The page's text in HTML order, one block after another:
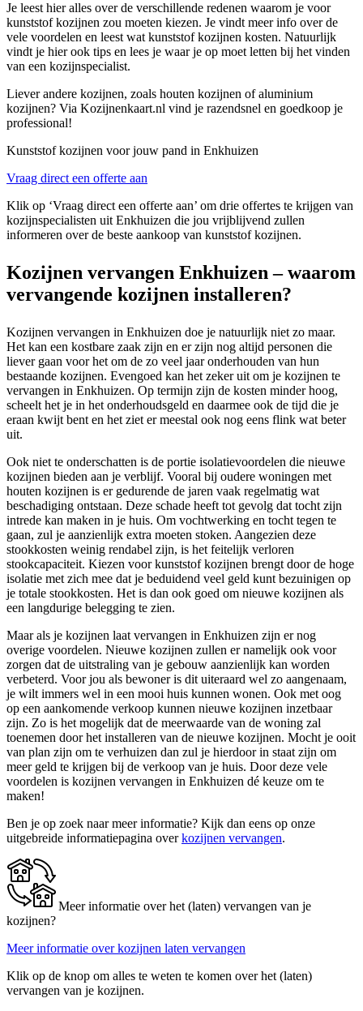
Je leest hier alles over de verschillende redenen waarom je voor
kunststof kozijnen zou moeten kiezen. Je vindt meer info over de
vele voordelen en leest wat kunststof kozijnen kosten. Natuurlijk
vindt je hier ook tips en lees je waar je op moet letten bij het vinden
van een kozijnspecialist.
Liever andere kozijnen, zoals houten kozijnen of aluminium
kozijnen? Via Kozijnenkaart.nl vind je razendsnel en goedkoop je
professional!
Kunststof kozijnen voor jouw pand in Enkhuizen
Vraag direct een offerte aan
Klik op ‘Vraag direct een offerte aan’ om drie offertes te krijgen van
kozijnspecialisten uit Enkhuizen die jou vrijblijvend zullen
informeren over de beste aankoop van kunststof kozijnen.
Kozijnen vervangen Enkhuizen – waarom
vervangende kozijnen installeren?
Kozijnen vervangen in Enkhuizen doe je natuurlijk niet zo maar.
Het kan een kostbare zaak zijn en er zijn nog altijd personen die
liever gaan voor het om de zo veel jaar onderhouden van hun
bestaande kozijnen. Evengoed kan het zeker uit om je kozijnen te
vervangen in Enkhuizen. Op termijn zijn de kosten minder hoog,
scheelt het je in het onderhoudsgeld en daarmee ook de tijd die je
eraan kwijt bent en het ziet er meestal ook nog eens flink wat beter
uit.
Ook niet te onderschatten is de portie isolatievoordelen die nieuwe
kozijnen bieden aan je verblijf. Vooral bij oudere woningen met
houten kozijnen is er gedurende de jaren vaak regelmatig wat
beschadiging ontstaan. Deze schade heeft tot gevolg dat tocht zijn
intrede kan maken in je huis. Om vochtwerking en tocht tegen te
gaan, zul je aanzienlijk extra moeten stoken. Aangezien deze
stookkosten weinig rendabel zijn, is het feitelijk verloren
stookcapaciteit. Kiezen voor kunststof kozijnen brengt door de hoge
isolatie met zich mee dat je beduidend veel geld kunt bezuinigen op
je totale stookkosten. Het is dan ook goed om nieuwe kozijnen als
een langdurige belegging te zien.
Maar als je kozijnen laat vervangen in Enkhuizen zijn er nog
overige voordelen. Nieuwe kozijnen zullen er namelijk ook voor
zorgen dat de uitstraling van je gebouw aanzienlijk kan worden
verbeterd. Voor jou als bewoner is dit uiteraard wel zo aangenaam,
je wilt immers wel in een mooi huis kunnen wonen. Ook met oog
op een aankomende verkoop kunnen nieuwe kozijnen inzetbaar
zijn. Zo is het mogelijk dat de meerwaarde van de woning zal
toenemen door het installeren van de nieuwe kozijnen. Mocht je ooit
van plan zijn om te verhuizen dan zul je hierdoor in staat zijn om
meer geld te krijgen bij de verkoop van je huis. Door deze vele
voordelen is kozijnen vervangen in Enkhuizen dé keuze om te
maken!
Ben je op zoek naar meer informatie? Kijk dan eens op onze
uitgebreide informatiepagina overkozijnen vervangen.
Meer informatie over het (laten) vervangen van je
kozijnen?
Meer informatie over kozijnen laten vervangen
Klik op de knop om alles te weten te komen over het (laten)
vervangen van je kozijnen.